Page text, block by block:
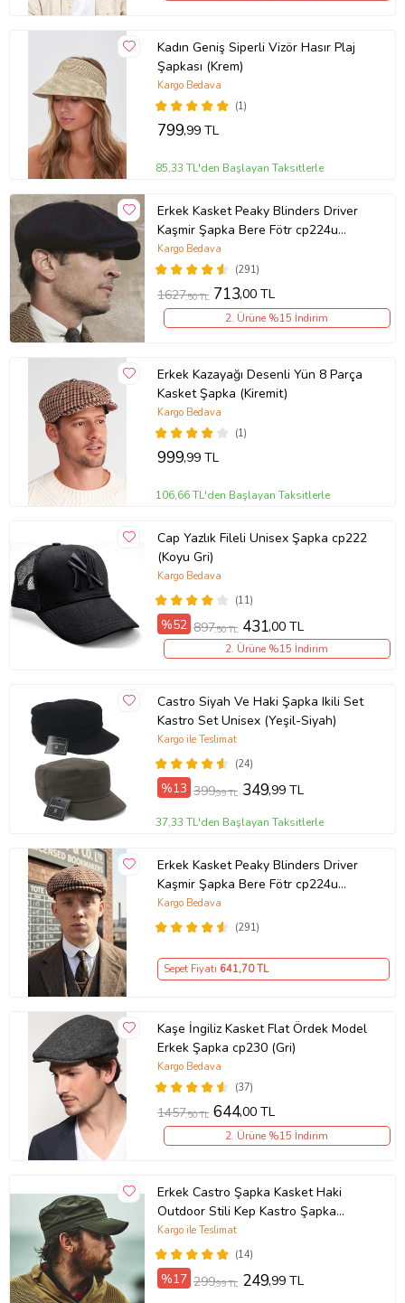
Kadın Geniş Siperli Vizör Hasır Plaj
Şapkası (Krem)
(1)
Kargo Bedava
799,99 TL
85,33 TL'den Başlayan Taksitlerle
Erkek Kasket Peaky Blinders Driver
Kaşmir Şapka Bere Fötr cp224u
(Siyah)
(291)
Kargo Bedava
1627,50 TL 713,00 TL
2. Ürüne %15 İndirim
Erkek Kazayağı Desenli Yün 8 Parça
Kasket Şapka (Kiremit)
(1)
Kargo Bedava
999,99 TL
106,66 TL'den Başlayan Taksitlerle
Cap Yazlık Fileli Unisex Şapka cp222
(Koyu Gri)
(11)
Kargo Bedava
%52 897,50 TL 431,00 TL
2. Ürüne %15 İndirim
Castro Siyah Ve Haki Şapka Ikili Set
Kastro Set Unisex (Yeşil-Siyah)
(24)
Kargo ile Teslimat
%13 399,99 TL 349,99 TL
37,33 TL'den Başlayan Taksitlerle
Erkek Kasket Peaky Blinders Driver
Kaşmir Şapka Bere Fötr cp224u
(Turuncu)
(291)
Kargo Bedava
Sepet Fiyatı 641,70 TL
Kaşe İngiliz Kasket Flat Ördek Model
Erkek Şapka cp230 (Gri)
(37)
Kargo Bedava
1457,50 TL 644,00 TL
2. Ürüne %15 İndirim
Erkek Castro Şapka Kasket Haki
Outdoor Stili Kep Kastro Şapka
Unisex
(14)
Kargo ile Teslimat
%17 299,99 TL 249,99 TL